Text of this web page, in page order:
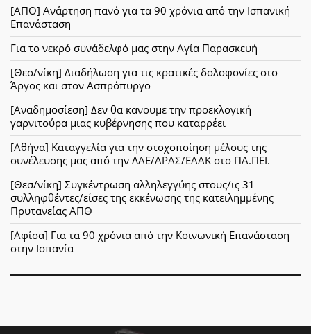
[ΑΠΟ] Ανάρτηση πανό για τα 90 χρόνια από την Ισπανική
Επανάσταση
Για το νεκρό συνάδελφό μας στην Αγία Παρασκευή
[Θεσ/νίκη] Διαδήλωση για τις κρατικές δολοφονίες στο
Άργος και στον Ασπρόπυργο
[Αναδημοσίεση] Δεν θα κανουμε την προεκλογική
γαρνιτούρα μιας κυβέρνησης που καταρρέει
[Αθήνα] Καταγγελία για την στοχοποίηση μέλους της
συνέλευσης μας από την ΛΑΕ/ΑΡΑΣ/ΕΑΑΚ στο ΠΑ.ΠΕΙ.
[Θεσ/νίκη] Συγκέντρωση αλληλεγγύης στους/ις 31
συλληφθέντες/είσες της εκκένωσης της κατειλημμένης
Πρυτανείας ΑΠΘ
[Αφίσα] Για τα 90 χρόνια από την Κοινωνική Επανάσταση
στην Ισπανία